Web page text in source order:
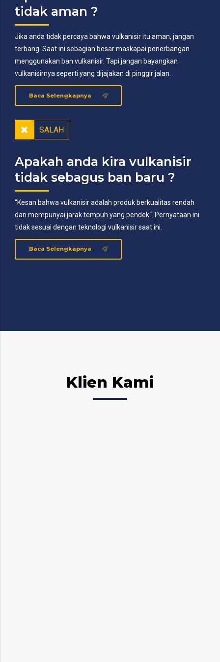
tidak aman ?
Jika anda tidak percaya bahwa vulkanisir itu aman, jangan
terbang. Saat ini sebagian besar maskapai penerbangan
menggunakan ban vulkanisir. Tapi jangan bayangkan
vulkanisirnya seperti yang dijajakan di pinggir jalan.
Baca Selengkapnya
SALAH
Apakah anda kira vulkanisir
tidak sebagus ban baru ?
“Kesan bahwa vulkanisir adalah produk berkualitas rendah
dan mempunyai jarak tempuh yang pendek“. Pernyataan ini
tidak sesuai dengan teknologi vulkanisir saat ini.
Baca Selengkapnya
Klien Kami